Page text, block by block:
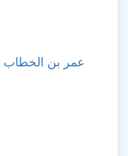
عمر بن الخطاب